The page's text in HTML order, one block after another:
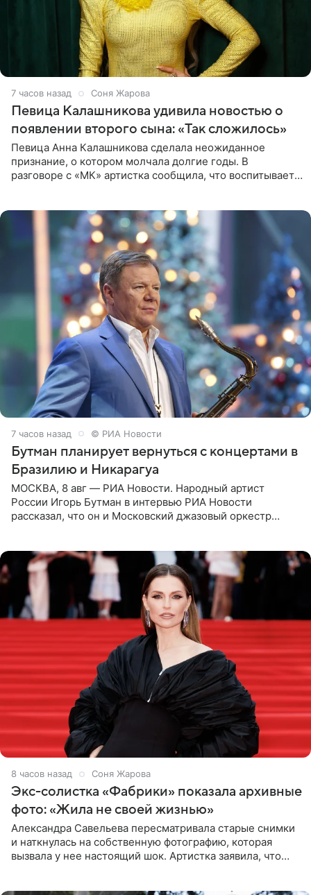
7 часов назад Соня Жарова
Певица Калашникова удивила новостью о
появлении второго сына: «Так сложилось»
Певица Анна Калашникова сделала неожиданное
признание, о котором молчала долгие годы. В
разговоре с «МК» артистка сообщила, что воспитывает
7 часов назад © РИА Новости
Бутман планирует вернуться с концертами в
Бразилию и Никарагуа
МОСКВА, 8 авг — РИА Новости. Народный артист
России Игорь Бутман в интервью РИА Новости
рассказал, что он и Московский джазовый оркестр
8 часов назад Соня Жарова
Экс-солистка «Фабрики» показала архивные
фото: «Жила не своей жизнью»
Александра Савельева пересматривала старые снимки
и наткнулась на собственную фотографию, которая
вызвала у нее настоящий шок. Артистка заявила, что